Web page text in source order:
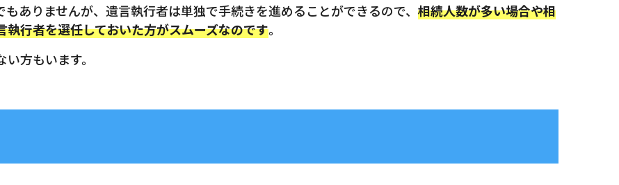
ありませんが、遺言執行者は単独で手続きを進めることができるので、 相続人数が多い場合や相
行者を選任しておいた方がスムーズなのです。
方もいます。